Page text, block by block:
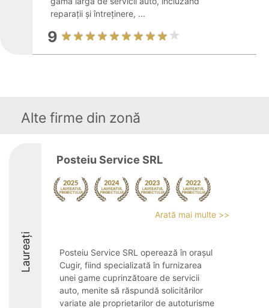
reparații și întreținere, ...
9
Alte firme din zonă
Laureați
Posteiu Service SRL
Arată mai multe >>
Posteiu Service SRL operează în orașul
Cugir, fiind specializată în furnizarea
unei game cuprinzătoare de servicii
auto, menite să răspundă solicitărilor
variate ale proprietarilor de autoturisme